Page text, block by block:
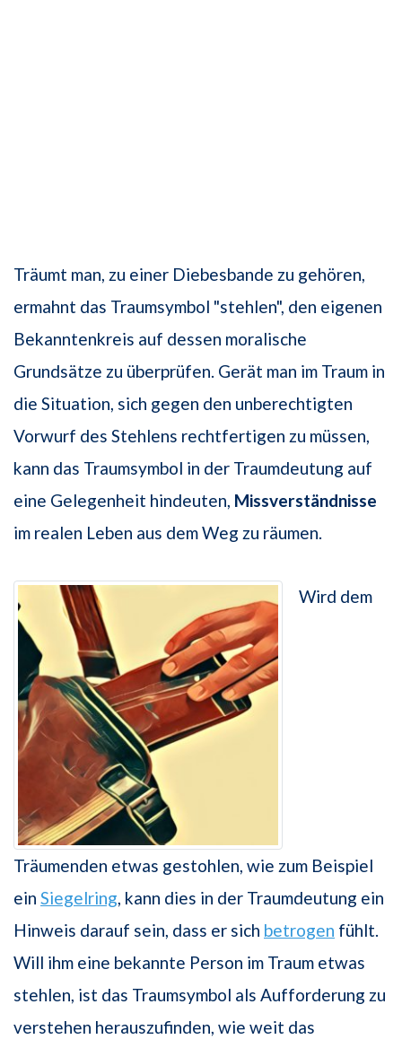
Träumt man, zu einer Diebesbande zu gehören,
ermahnt das Traumsymbol "stehlen", den eigenen
Bekanntenkreis auf dessen moralische
Grundsätze zu überprüfen. Gerät man im Traum in
die Situation, sich gegen den unberechtigten
Vorwurf des Stehlens rechtfertigen zu müssen,
kann das Traumsymbol in der Traumdeutung auf
eine Gelegenheit hindeuten, Missverständnisse
im realen Leben aus dem Weg zu räumen.
Wird dem
Träumenden etwas gestohlen, wie zum Beispiel
ein Siegelring, kann dies in der Traumdeutung ein
Hinweis darauf sein, dass er sich betrogen fühlt.
Will ihm eine bekannte Person im Traum etwas
stehlen, ist das Traumsymbol als Aufforderung zu
verstehen herauszufinden, wie weit das